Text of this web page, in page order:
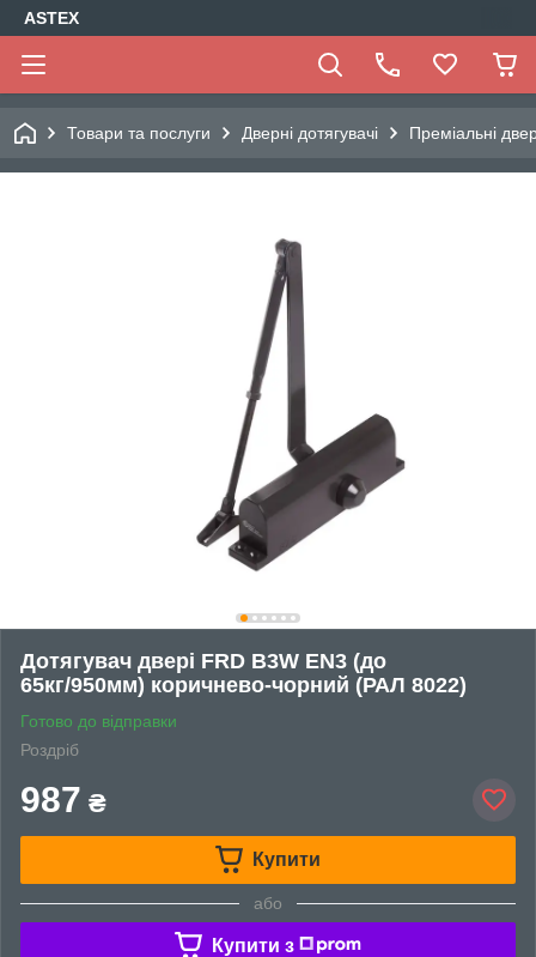
ASTEX
Товари та послуги Дверні дотягувачі Преміальні
Дотягувач двері FRD B3W EN3 (до
65кг/950мм) коричнево-чорний (РАЛ 8022)
Готово до відправки
Роздріб
987 ₴
Купити
або
Купити з